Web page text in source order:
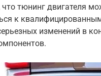
тюнинг двигателя
к
изменений в